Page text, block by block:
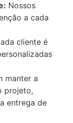
Nossos
a cada
cliente é
manter a
projeto,
entrega de